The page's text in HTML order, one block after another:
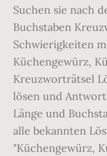
Suchen sie nach
Buchstaben
Schwierigkeiten
Küchengewürz,
Kreuzworträtsel
lösen und
Länge und
alle bekannten
"Küchengewürz,